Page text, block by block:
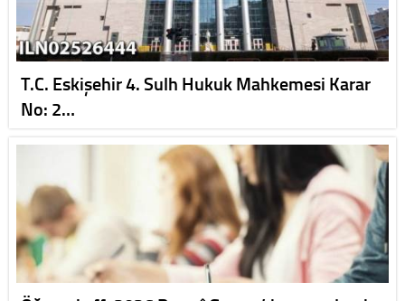
T.C. Eskişehir 4. Sulh Hukuk Mahkemesi Karar
No: 2…